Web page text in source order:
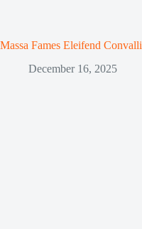
Massa Fames Eleifend
December 16, 2025